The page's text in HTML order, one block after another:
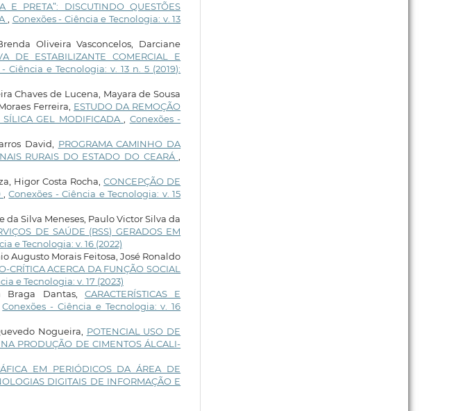
E PRETA”: DISCUTINDO QUESTÕES
Conexões - Ciência e Tecnologia: v. 13
Oliveira Vasconcelos, Darciane
DE ESTABILIZANTE COMERCIAL E
Ciência e Tecnologia: v. 13 n. 5 (2019):
Chaves de Lucena, Mayara de Sousa
Ferreira, ESTUDO DA REMOÇÃO
GEL MODIFICADA
Conexões -
David, PROGRAMA CAMINHO DA
RURAIS DO ESTADO DO CEARÁ
Higor Costa Rocha,CONCEPÇÃO DE
,Conexões - Ciência e Tecnologia: v. 15
Silva Meneses, Paulo Victor Silva da
DE SAÚDE (RSS) GERADOS EM
e Tecnologia: v. 16 (2022)
Augusto Morais Feitosa, José Ronaldo
CRÍTICA ACERCA DA FUNÇÃO SOCIAL
e Tecnologia: v. 17 (2023)
Braga Dantas, CARACTERÍSTICAS E
,Conexões - Ciência e Tecnologia: v. 16
Nogueira, POTENCIAL USO DE
PRODUÇÃO DE CIMENTOS ÁLCALI-
EM PERIÓDICOS DA ÁREA DE
DIGITAIS DE INFORMAÇÃO E